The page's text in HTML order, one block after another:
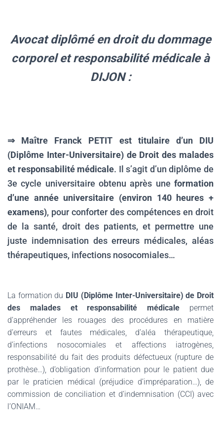
Avocat diplômé en droit du dommage
corporel et responsabilité médicale à
DIJON :
⇒ Maître Franck PETIT est titulaire d’un
DIU
(Diplôme Inter-Universitaire) de Droit des malades
et responsabilité médicale. Il s’agit d’un diplôme de
3e cycle universitaire obtenu après une formation
d’une année universitaire (environ 140 heures +
examens), pour conforter des compétences en droit
de la santé, droit des patients, et permettre une
juste indemnisation des erreurs médicales, aléas
thérapeutiques, infections nosocomiales…
La formation du DIU (Diplôme Inter-Universitaire) de Droit
des malades et responsabilité médicale permet
d’appréhender les rouages des procédures en matière
d’erreurs et fautes médicales, d’aléa thérapeutique,
d’infections nosocomiales et affections iatrogènes,
responsabilité du fait des produits défectueux (rupture de
prothèse…), d’obligation d’information pour le patient due
par le praticien médical (préjudice d’impréparation…), de
commission de conciliation et d’indemnisation (CCI) avec
l’ONIAM…